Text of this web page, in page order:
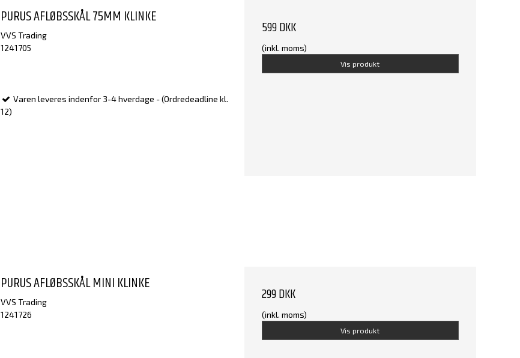
PURUS AFLØBSSKÅL 75MM KLINKE
VVS Trading
1241705
Varen leveres indenfor 3-4 hverdage - (Ordredeadline kl.
12)
599 DKK
(inkl. moms)
Vis produkt
PURUS AFLØBSSKÅL MINI KLINKE
VVS Trading
1241726
299 DKK
(inkl. moms)
Vis produkt